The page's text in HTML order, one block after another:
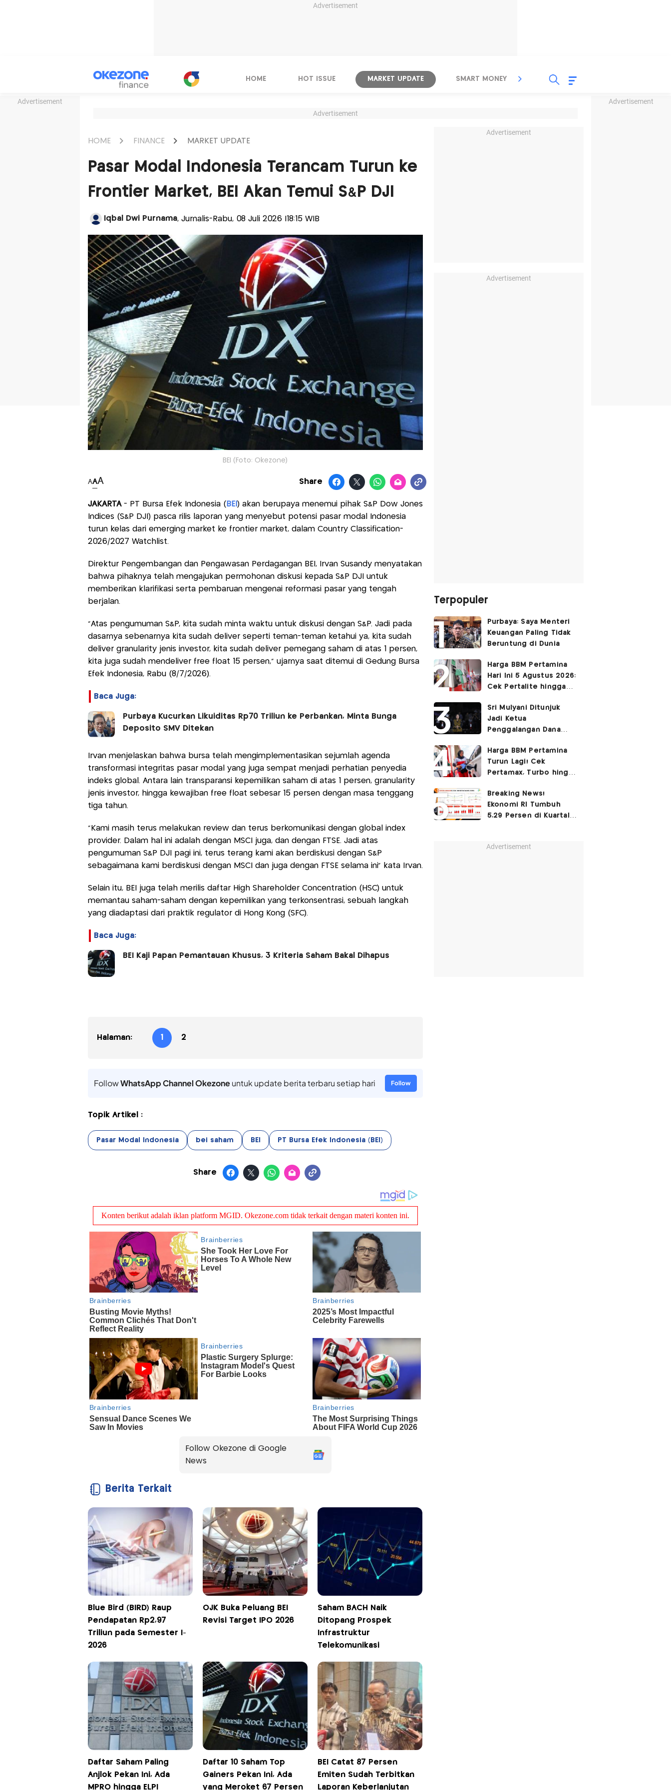
Advertisement
Advertisement Advertisement
HOME HOT ISSUE MARKET UPDATE SMART MONEY INSPIRASI BISNIS
Advertisement
HOME FINANCE MARKET UPDATE
Pasar Modal Indonesia Terancam Turun ke
Frontier Market, BEI Akan Temui S&P DJI
Iqbal Dwi Purnama, Jurnalis-Rabu, 08 Juli 2026 |18:15 WIB
BEI (Foto: Okezone)
AAA Share
JAKARTA- PT Bursa Efek Indonesia ( BEI ) akan berupaya menemui pihak S&P Dow Jones
Indices (S&P DJI) pasca rilis laporan yang menyebut potensi pasar modal Indonesia
turun kelas dari emerging market ke frontier market, dalam Country Classification-
2026/2027 Watchlist.
Direktur Pengembangan dan Pengawasan Perdagangan BEI, Irvan Susandy menyatakan
bahwa pihaknya telah mengajukan permohonan diskusi kepada S&P DJI untuk
memberikan klarifikasi serta pembaruan mengenai reformasi pasar yang tengah
berjalan.
"Atas pengumuman S&P, kita sudah minta waktu untuk diskusi dengan S&P. Jadi pada
dasarnya sebenarnya kita sudah deliver seperti teman-teman ketahui ya, kita sudah
deliver granularity jenis investor, kita sudah deliver pemegang saham di atas 1 persen,
kita juga sudah mendeliver free float 15 persen," ujarnya saat ditemui di Gedung Bursa
Efek Indonesia, Rabu (8/7/2026).
Baca Juga:
Purbaya Kucurkan Likuiditas Rp70 Triliun ke Perbankan, Minta Bunga
Deposito SMV Ditekan
Irvan menjelaskan bahwa bursa telah mengimplementasikan sejumlah agenda
transformasi integritas pasar modal yang juga sempat menjadi perhatian penyedia
indeks global. Antara lain transparansi kepemilikan saham di atas 1 persen, granularity
jenis investor, hingga kewajiban free float sebesar 15 persen dengan masa tenggang
tiga tahun.
"Kami masih terus melakukan review dan terus berkomunikasi dengan global index
provider. Dalam hal ini adalah dengan MSCI juga, dan dengan FTSE. Jadi atas
pengumuman S&P DJI pagi ini, terus terang kami akan berdiskusi dengan S&P
sebagaimana kami berdiskusi dengan MSCI dan juga dengan FTSE selama ini" kata Irvan.
Selain itu, BEI juga telah merilis daftar High Shareholder Concentration (HSC) untuk
memantau saham-saham dengan kepemilikan yang terkonsentrasi, sebuah langkah
yang diadaptasi dari praktik regulator di Hong Kong (SFC).
Baca Juga:
BEI Kaji Papan Pemantauan Khusus, 3 Kriteria Saham Bakal Dihapus
Halaman: 1 2
FollowWhatsApp Channel Okezoneuntuk update berita terbaru setiap hari Follow
Topik Artikel :
Pasar Modal Indonesia bei saham BEI PT Bursa Efek Indonesia (BEI)
Share
Follow Okezone di Google
News
Berita Terkait
Blue Bird (BIRD) Raup
Pendapatan Rp2,97
Triliun pada Semester I-
2026
OJK Buka Peluang BEI
Revisi Target IPO 2026
Saham BACH Naik
Ditopang Prospek
Infrastruktur
Telekomunikasi
Daftar Saham Paling
Anjlok Pekan Ini, Ada
MPRO hingga ELPI
Daftar 10 Saham Top
Gainers Pekan Ini, Ada
yang Meroket 67 Persen
BEI Catat 87 Persen
Emiten Sudah Terbitkan
Laporan Keberlanjutan
Advertisement
Advertisement
Terpopuler
Purbaya: Saya Menteri
Keuangan Paling Tidak
Beruntung di Dunia
Harga BBM Pertamina
Hari Ini 5 Agustus 2026:
Cek Pertalite hingga
Turun
Sri Mulyani Ditunjuk
Jadi Ketua
Penggalangan Dana
Harga BBM Pertamina
Turun Lagi! Cek
Pertamax, Turbo hingga
Agustus 2026
Breaking News!
Ekonomi RI Tumbuh
5,29 Persen di Kuartal
Advertisement